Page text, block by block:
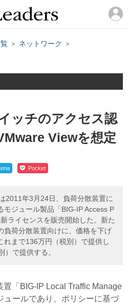
＞ ネットワーク ＞
ッチのアクセス認
Viewを想定
Pocket
2011年3月24日、負荷分散装置に
モジュール製品「BIG-IP Access P
ライセンスを販売開始した。新た
負荷分散装置向けに、価格を下げ
れまで136万円（税別）で提供し
）で提供する。
「BIG-IP Local Traffic Manage
ュールであり、ポリシーに基づ